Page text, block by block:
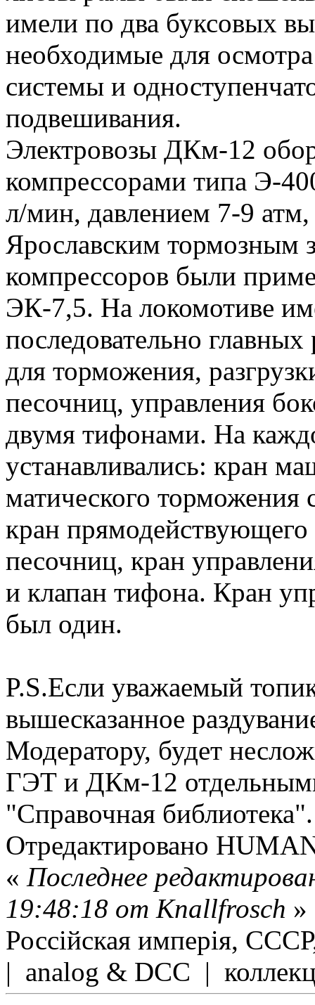
имели по два буксовых
необходимые для
системы и
подвешивания.
Электровозы ДКм-12
компрессорами типа Э-
л/мин, давлением 7-9
Ярославским тормозным
компрессоров были
ЭК-7,5. На локомоти­ве
последовательно
для торможения,
пе­сочниц, управления
двумя тифонами. На
устанавливались: кран
матического торможения
кран прямодействующего
песочниц, кран
и клапан тифона. Кран
был один.
P.S.Если уважаемый
вышесказанное
Модератору, будет
ГЭТ и ДКм-12
"Справочная библиотека".
Отредактировано
« Последнее
19:48:18 от Knallfrosch »
Россійская имперія,
| analog & DCC |